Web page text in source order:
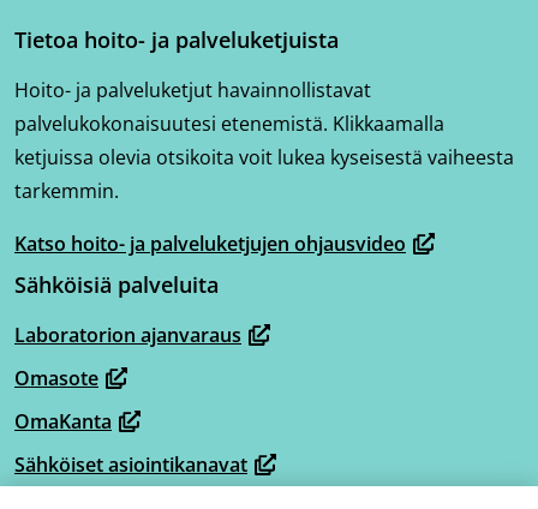
Tietoa hoito- ja palveluketjuista
Hoito- ja palveluketjut havainnollistavat
palvelukokonaisuutesi etenemistä. Klikkaamalla
ketjuissa olevia otsikoita voit lukea kyseisestä vaiheesta
tarkemmin.
Katso hoito- ja palveluketjujen ohjausvideo
(avautuu
uuteen
ikkunaan,
toiseen
palveluun)
Sähköisiä palveluita
Laboratorion ajanvaraus
(avautuu
uuteen
ikkunaan,
siirryt
toiseen
Omasote
(avautuu
uuteen
ikkunaan,
siirryt
OmaKanta
(avautuu
uuteen
Sähköiset asiointikanavat
(avautuu